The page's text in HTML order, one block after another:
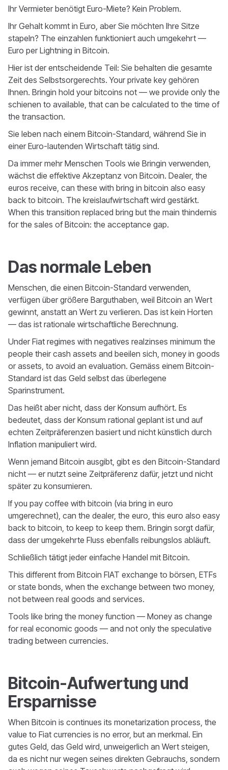
Ihr Vermieter benötigt Euro-Miete? Kein Problem.
Ihr Gehalt kommt in Euro, aber Sie möchten Ihre Sitze
stapeln? The einzahlen funktioniert auch umgekehrt —
Euro per Lightning in Bitcoin.
Hier ist der entscheidende Teil: Sie behalten die gesamte
Zeit des Selbstsorgerechts. Your private key gehören
Ihnen. Bringin hold your bitcoins not — we provide only the
schienen to available, that can be calculated to the time of
the transaction.
Sie leben nach einem Bitcoin-Standard, während Sie in
einer Euro-lautenden Wirtschaft tätig sind.
Da immer mehr Menschen Tools wie Bringin verwenden,
wächst die effektive Akzeptanz von Bitcoin. Dealer, the
euros receive, can these with bring in bitcoin also easy
back to bitcoin. The kreislaufwirtschaft wird gestärkt.
When this transition replaced bring but the main thindernis
for the sales of Bitcoin: the acceptance gap.
Das normale Leben
Menschen, die einen Bitcoin-Standard verwenden,
verfügen über größere Barguthaben, weil Bitcoin an Wert
gewinnt, anstatt an Wert zu verlieren. Das ist kein Horten
— das ist rationale wirtschaftliche Berechnung.
Under Fiat regimes with negatives realzinses minimum the
people their cash assets and beeilen sich, money in goods
or assets, to avoid an evaluation. Gemäss einem Bitcoin-
Standard ist das Geld selbst das überlegene
Sparinstrument.
Das heißt aber nicht, dass der Konsum aufhört. Es
bedeutet, dass der Konsum rational geplant ist und auf
echten Zeitpräferenzen basiert und nicht künstlich durch
Inflation manipuliert wird.
Wenn jemand Bitcoin ausgibt, gibt es den Bitcoin-Standard
nicht — er nutzt seine Zeitpräferenz dafür, jetzt und nicht
später zu konsumieren.
If you pay coffee with bitcoin (via bring in euro
umgerechnet), can the dealer, the euro, this euro also easy
back to bitcoin, to keep to keep them. Bringin sorgt dafür,
dass der umgekehrte Fluss ebenfalls reibungslos abläuft.
Schließlich tätigt jeder einfache Handel mit Bitcoin.
This different from Bitcoin FIAT exchange to börsen, ETFs
or state bonds, when the exchange between two money,
not between real goods and services.
Tools like bring the money function — Money as change
for real economic goods — and not only the speculative
trading between currencies.
Bitcoin-Aufwertung und
Ersparnisse
When Bitcoin is continues its monetarization process, the
value to Fiat currencies is no error, but an merkmal. Ein
gutes Geld, das Geld wird, unweigerlich an Wert steigen,
da es nicht nur wegen seines direkten Gebrauchs, sondern